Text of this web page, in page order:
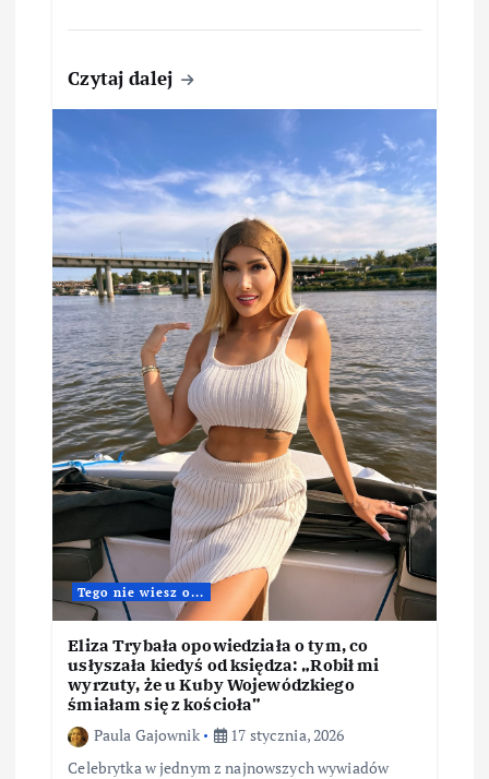
Czytaj dalej
Tego nie wiesz o...
Eliza Trybała opowiedziała o tym, co
usłyszała kiedyś od księdza: „Robił mi
wyrzuty, że u Kuby Wojewódzkiego
śmiałam się z kościoła”
Paula Gajownik
17 stycznia, 2026
Celebrytka w jednym z najnowszych wywiadów